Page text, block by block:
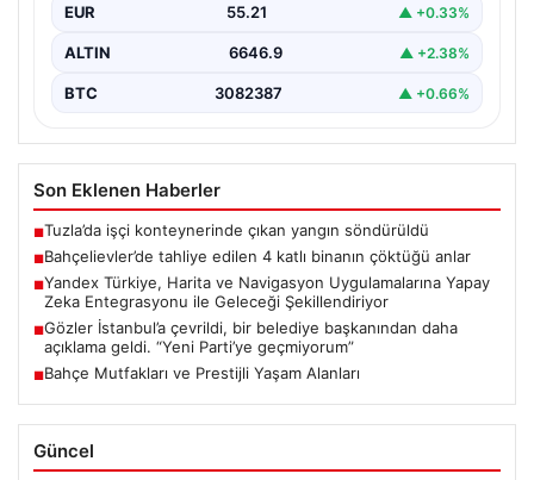
EUR 55.21 ▲ +0.33%
ALTIN 6646.9 ▲ +2.38%
BTC 3082387 ▲ +0.66%
Son Eklenen Haberler
■Tuzla’da işçi konteynerinde çıkan yangın söndürüldü
■Bahçelievler’de tahliye edilen 4 katlı binanın çöktüğü anlar
■Yandex Türkiye, Harita ve Navigasyon Uygulamalarına Yapay
Zeka Entegrasyonu ile Geleceği Şekillendiriyor
■Gözler İstanbul’a çevrildi, bir belediye başkanından daha
açıklama geldi. “Yeni Parti’ye geçmiyorum”
■Bahçe Mutfakları ve Prestijli Yaşam Alanları
Güncel